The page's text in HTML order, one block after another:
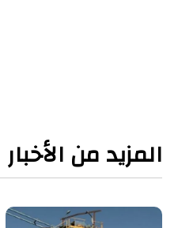
المزيد من الأخبار